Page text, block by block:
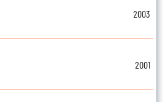
2003
2001